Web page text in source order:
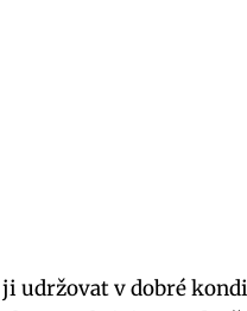
udržovat v dobré